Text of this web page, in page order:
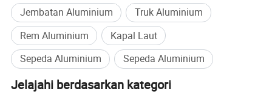
Jembatan Aluminium
Truk Aluminium
Rem Aluminium
Kapal Laut
Sepeda Aluminium
Sepeda Aluminium
Jelajahi berdasarkan kategori